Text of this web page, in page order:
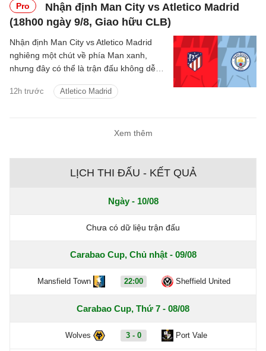
Pro
Nhận định Man City vs Atletico Madrid
(18h00 ngày 9/8, Giao hữu CLB)
12h trước Atletico Madrid
Nhận định Man City vs Atletico Madrid
nghiêng một chút về phía Man xanh,
nhưng đây có thể là trận đấu không dễ
Xem thêm
LỊCH THI ĐẤU - KẾT QUẢ
Ngày - 10/08
Chưa có dữ liệu trận đấu
Carabao Cup, Chủ nhật - 09/08
Mansfield Town 22:00 Sheffield United
Carabao Cup, Thứ 7 - 08/08
Wolves 3 - 0 Port Vale